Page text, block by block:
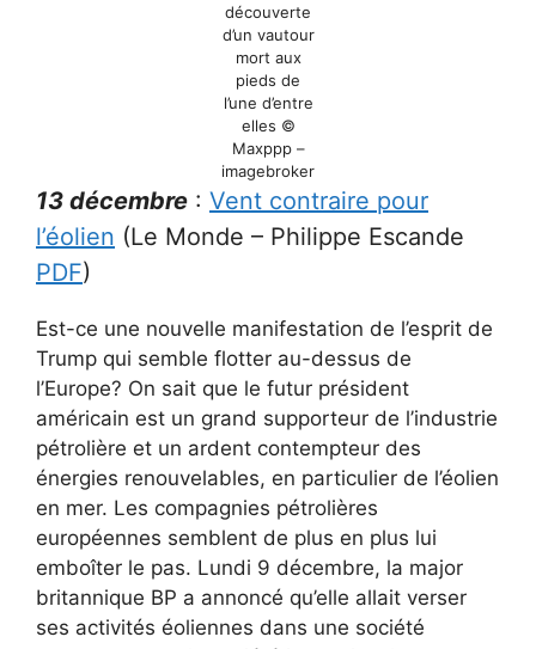
découverte
d’un vautour
mort aux
pieds de
l’une d’entre
elles ©
Maxppp –
imagebroker
13 décembre : Vent contraire pour
l’éolien (Le Monde – Philippe Escande
PDF)
Est-ce une nouvelle manifestation de l’esprit de
Trump qui semble flotter au-dessus de
l’Europe? On sait que le futur président
américain est un grand supporteur de l’industrie
pétrolière et un ardent contempteur des
énergies renouvelables, en particulier de l’éolien
en mer. Les compagnies pétrolières
européennes semblent de plus en plus lui
emboîter le pas. Lundi 9 décembre, la major
britannique BP a annoncé qu’elle allait verser
ses activités éoliennes dans une société